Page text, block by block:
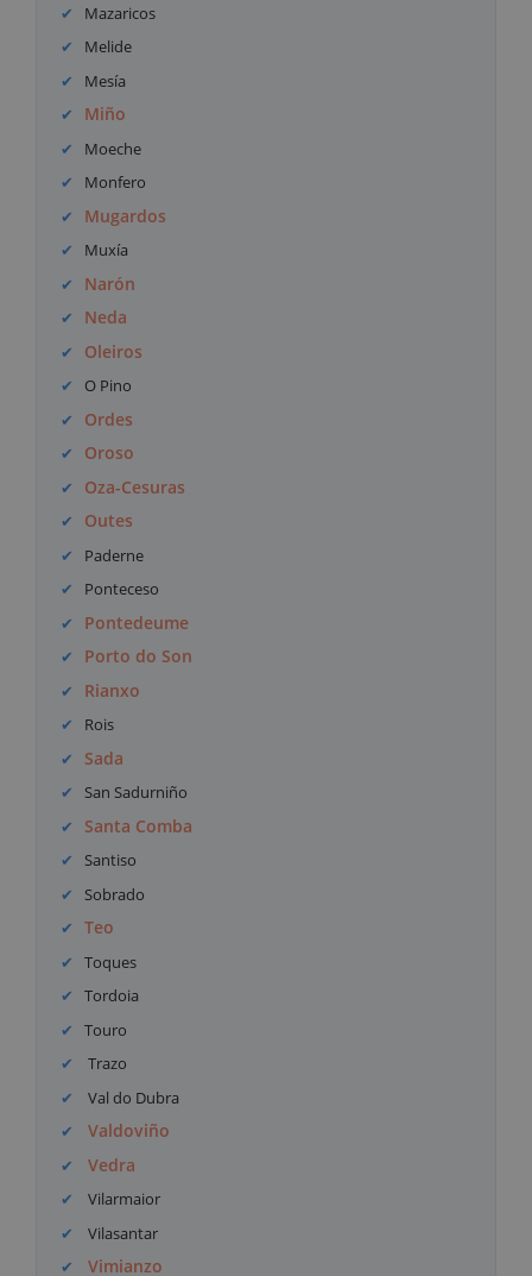
Mazaricos
Melide
Mesía
Miño
Moeche
Monfero
Mugardos
Muxía
Narón
Neda
Oleiros
O Pino
Ordes
Oroso
Oza-Cesuras
Outes
Paderne
Ponteceso
Pontedeume
Porto do Son
Rianxo
Rois
Sada
San Sadurniño
Santa Comba
Santiso
Sobrado
Teo
Toques
Tordoia
Touro
Trazo
Val do Dubra
Valdoviño
Vedra
Vilarmaior
Vilasantar
Vimianzo